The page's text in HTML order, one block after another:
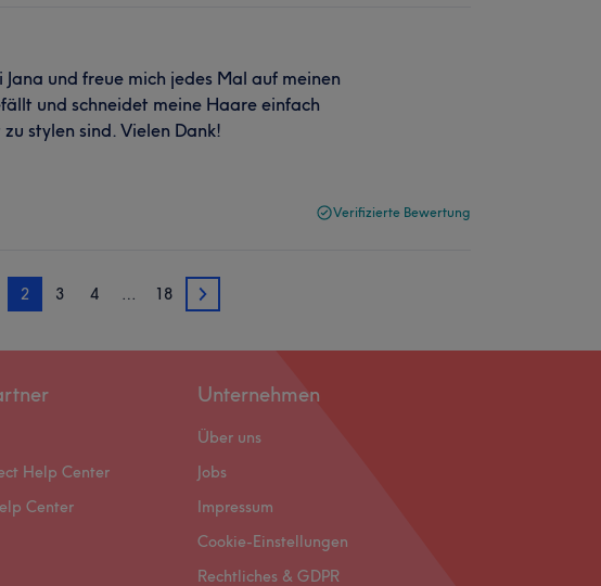
und freue mich jedes Mal auf meinen
und schneidet meine Haare einfach
stylen sind. Vielen Dank!
Verifizierte Bewertung
2 3 4 … 18 3
Help Center
Center
Unternehmen
Über uns
Jobs
Impressum
Cookie-Einstellungen
Rechtliches & GDPR